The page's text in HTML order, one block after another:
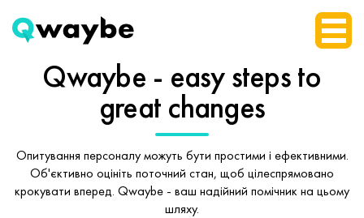
Qwaybe - easy stepsto
great changes
Опитування персоналу можуть бути простими і ефективними.
Об'єктивно оцініть поточний стан, щоб цілеспрямовано
крокувати вперед. Qwaybe - ваш надійний помічник на цьому
шляху.